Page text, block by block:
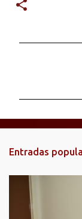
n
t
Entradas